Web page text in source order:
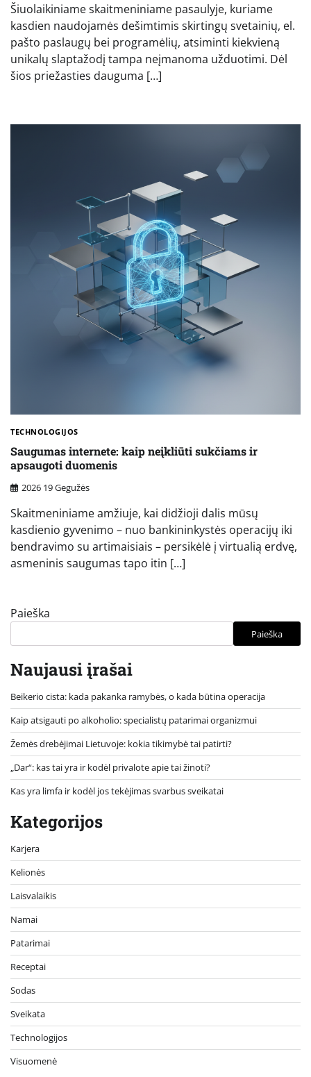
Šiuolaikiniame skaitmeniniame pasaulyje, kuriame
kasdien naudojamės dešimtimis skirtingų svetainių, el.
pašto paslaugų bei programėlių, atsiminti kiekvieną
unikalų slaptažodį tampa neįmanoma užduotimi. Dėl
šios priežasties dauguma […]
TECHNOLOGIJOS
Saugumas internete: kaip neįkliūti sukčiams ir
apsaugoti duomenis
2026 19 Gegužės
Skaitmeniniame amžiuje, kai didžioji dalis mūsų
kasdienio gyvenimo – nuo bankininkystės operacijų iki
bendravimo su artimaisiais – persikėlė į virtualią erdvę,
asmeninis saugumas tapo itin […]
Paieška
Paieška
Naujausi įrašai
Beikerio cista: kada pakanka ramybės, o kada būtina operacija
Kaip atsigauti po alkoholio: specialistų patarimai organizmui
Žemės drebėjimai Lietuvoje: kokia tikimybė tai patirti?
„Dar“: kas tai yra ir kodėl privalote apie tai žinoti?
Kas yra limfa ir kodėl jos tekėjimas svarbus sveikatai
Kategorijos
Karjera
Kelionės
Laisvalaikis
Namai
Patarimai
Receptai
Sodas
Sveikata
Technologijos
Visuomenė